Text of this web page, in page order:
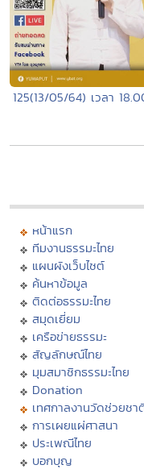
125(13/05/64) เวลา
หน้าแรก
ทีมงานธรรมะไทย
แผนผังเว็บไซต์
ค้นหาข้อมูล
ติดต่อธรรมะไทย
สมุดเยี่ยม
เครือข่ายธรรมะ
สัญลักษณ์ไทย
มุมสมาชิกธรรมะไทย
Donation
เทศกาลงานวัดช่วยชา
การเผยแผ่ศาสนา
ประเพณีไทย
บอกบุญ